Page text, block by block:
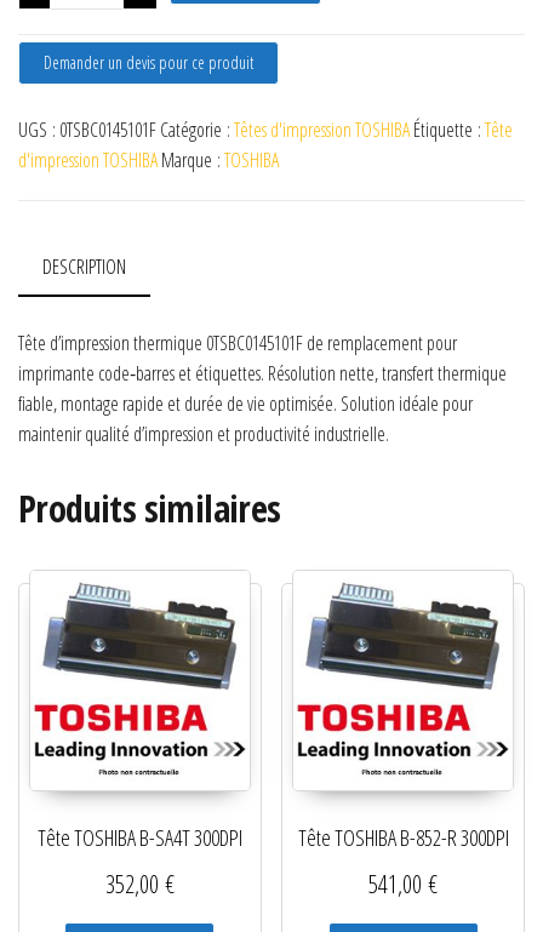
Demander un devis pour ce produit
UGS : 0TSBC0145101FCatégorie :Têtes d'impression TOSHIBAÉtiquette :Tête
d'impression TOSHIBAMarque :TOSHIBA
DESCRIPTION
Tête d’impression thermique 0TSBC0145101F de remplacement pour
imprimante code‑barres et étiquettes. Résolution nette, transfert thermique
fiable, montage rapide et durée de vie optimisée. Solution idéale pour
maintenir qualité d’impression et productivité industrielle.
Produits similaires
Tête TOSHIBA B-SA4T 300DPI
352,00 €
Tête TOSHIBA B-852-R 300DPI
541,00€